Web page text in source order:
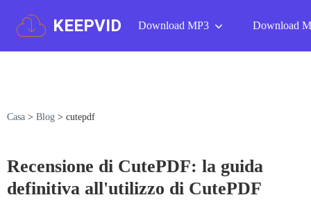
KEEPVID Download MP3 Download
Casa > Blog > cutepdf
Recensione di CutePDF: la guida
definitiva all'utilizzo di CutePDF